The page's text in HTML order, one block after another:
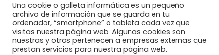
Enlaces de interés
DOCUMENTOS
Una cookie o galleta informática es un pequeño
archivo de información que se guarda en tu
ordenador, “smartphone” o tableta cada vez que
visitas nuestra página web. Algunas cookies son
nuestras y otras pertenecen a empresas externas que
prestan servicios para nuestra página web.